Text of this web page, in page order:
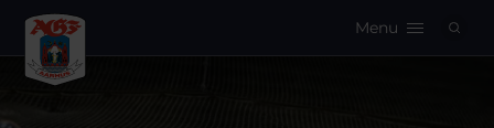
Menu